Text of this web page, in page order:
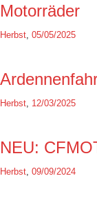
Motorräder
Herbst 05/05/2025
Herbst 12/03/2025
NEU:
Herbst 09/09/2024